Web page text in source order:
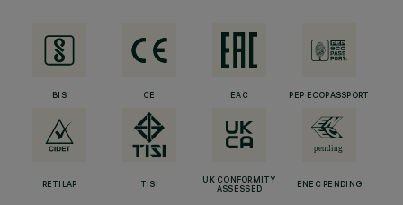
BIS CE EAC PEP ECOPASSPORT
RETILAP TISI
UK CONFORMITY
ASSESSED
ENEC PENDING